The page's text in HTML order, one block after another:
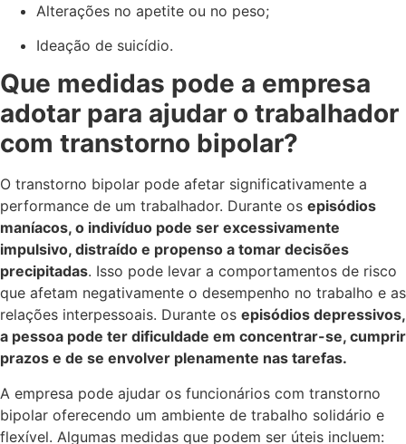
Alterações no apetite ou no peso;
Ideação de suicídio.
Que medidas pode a empresa
adotar para ajudar o trabalhador
com transtorno bipolar?
O transtorno bipolar pode afetar significativamente a
performance de um trabalhador. Durante os episódios
maníacos, o indivíduo pode ser excessivamente
impulsivo, distraído e propenso a tomar decisões
precipitadas. Isso pode levar a comportamentos de risco
que afetam negativamente o desempenho no trabalho e as
relações interpessoais. Durante os episódios depressivos,
a pessoa pode ter dificuldade em concentrar-se, cumprir
prazos e de se envolver plenamente nas tarefas.
A empresa pode ajudar os funcionários com transtorno
bipolar oferecendo um ambiente de trabalho solidário e
flexível. Algumas medidas que podem ser úteis incluem: